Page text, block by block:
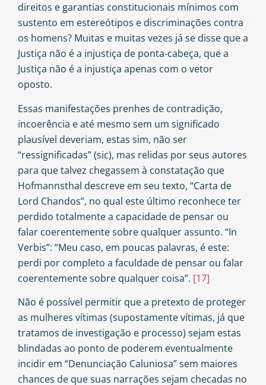
direitos e garantias constitucionais mínimos com
sustento em estereótipos e discriminações contra
os homens? Muitas e muitas vezes já se disse que a
Justiça não é a injustiça de ponta-cabeça, que a
Justiça não é a injustiça apenas com o vetor
oposto.
Essas manifestações prenhes de contradição,
incoerência e até mesmo sem um significado
plausível deveriam, estas sim, não ser
“ressignificadas” (sic), mas relidas por seus autores
para que talvez chegassem à constatação que
Hofmannsthal descreve em seu texto, “Carta de
Lord Chandos”, no qual este último reconhece ter
perdido totalmente a capacidade de pensar ou
falar coerentemente sobre qualquer assunto. “In
Verbis”: “Meu caso, em poucas palavras, é este:
perdi por completo a faculdade de pensar ou falar
coerentemente sobre qualquer coisa”. [17]
Não é possível permitir que a pretexto de proteger
as mulheres vítimas (supostamente vítimas, já que
tratamos de investigação e processo) sejam estas
blindadas ao ponto de poderem eventualmente
incidir em “Denunciação Caluniosa” sem maiores
chances de que suas narrações sejam checadas no